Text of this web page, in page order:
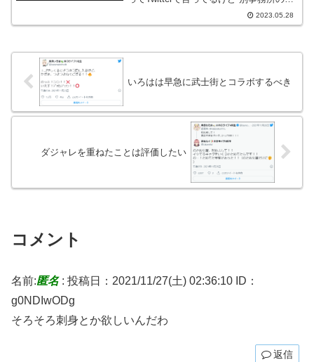
（同じ絵師デザインの意味）Vtuberが登
録者記念の話かな？元ツイートうわぁ
2023.05.28
いろはは早急に武士街とコラボするべき
ダジャレを重ねたことは評価したい
コメント
名前:匿名: 投稿日：2021/11/27(土) 02:36:10 ID：
g0NDIwODg
そろそろ刺身とか欲しいんだわ
返信